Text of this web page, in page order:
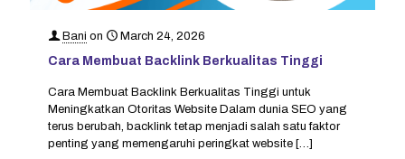
Bani on March 24, 2026
Cara Membuat Backlink Berkualitas Tinggi
Cara Membuat Backlink Berkualitas Tinggi untuk
Meningkatkan Otoritas Website Dalam dunia SEO yang
terus berubah, backlink tetap menjadi salah satu faktor
penting yang memengaruhi peringkat website […]